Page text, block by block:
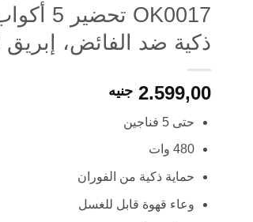
ذكية ضد الفائض،
2.599,00 جنيه
حتى 5 فناجين
480 وات
حماية ذكية من الفوران
وعاء قهوة قابل للغسل